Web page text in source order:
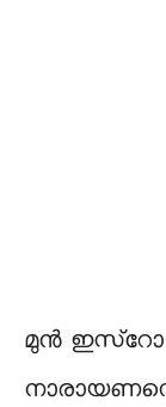
മുന്‍ ഇസ്റോ